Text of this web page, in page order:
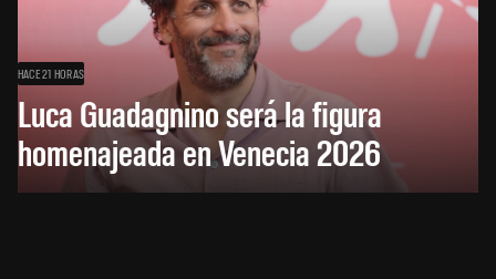
HACE 21 HORAS
Luca Guadagnino será la figura
homenajeada en Venecia 2026